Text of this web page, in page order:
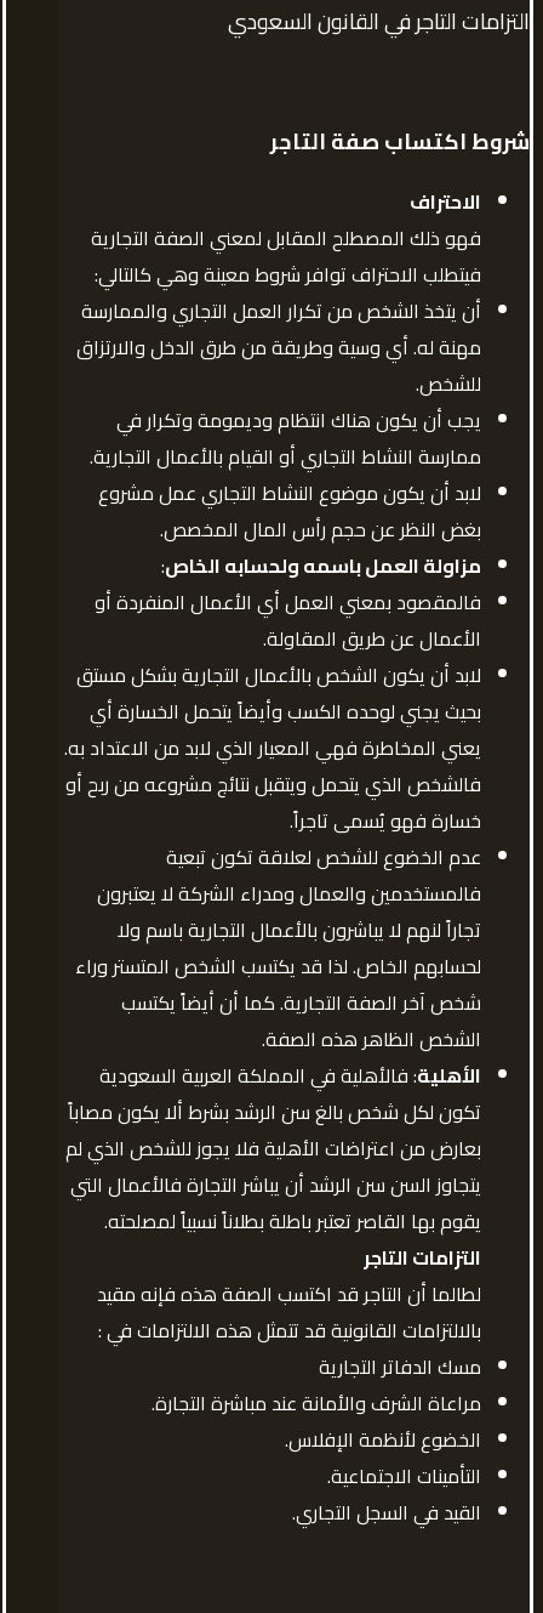
التزامات التاجر في القانون السعودي
شروط اكتساب صفة التاجر
الاحتراف
فهو ذلك المصطلح المقابل لمعني الصفة التجارية
فيتطلب الاحتراف توافر شروط معينة وهي كالتالي:
أن يتخذ الشخص من تكرار العمل التجاري والممارسة
مهنة له. أي وسية وطريقة من طرق الدخل والارتزاق
للشخص.
يجب أن يكون هناك انتظام وديمومة وتكرار في
ممارسة النشاط التجاري أو القيام بالأعمال التجارية.
لابد أن يكون موضوع النشاط التجاري عمل مشروع
بغض النظر عن حجم رأس المال المخصص.
مزاولة العمل باسمه ولحسابه الخاص:
فالمقصود بمعني العمل أي الأعمال المنفردة أو
الأعمال عن طريق المقاولة.
لابد أن يكون الشخص بالأعمال التجارية بشكل مستق
بحيث يجني لوحده الكسب وأيضاً يتحمل الخسارة أي
يعني المخاطرة فهي المعيار الذي لابد من الاعتداد به.
فالشخص الذي يتحمل ويتقبل نتائج مشروعه من ربح أو
خسارة فهو يُسمى تاجراً.
عدم الخضوع للشخص لعلاقة تكون تبعية
فالمستخدمين والعمال ومدراء الشركة لا يعتبرون
تجاراً لنهم لا يباشرون بالأعمال التجارية باسم ولا
لحسابهم الخاص. لذا قد يكتسب الشخص المتستر وراء
شخص آخر الصفة التجارية. كما أن أيضاً يكتسب
الشخص الظاهر هذه الصفة.
الأهلية: فالأهلية في المملكة العربية السعودية
تكون لكل شخص بالغ سن الرشد بشرط ألا يكون مصاباً
بعارض من اعتراضات الأهلية فلا يجوز للشخص الذي لم
يتجاوز السن سن الرشد أن يباشر التجارة فالأعمال التي
يقوم بها القاصر تعتبر باطلة بطلاناً نسبياً لمصلحته.
التزامات التاجر
لطالما أن التاجر قد اكتسب الصفة هذه فإنه مقيد
بالالتزامات القانونية قد تتمثل هذه الالتزامات في :
مسك الدفاتر التجارية
مراعاة الشرف والأمانة عند مباشرة التجارة.
الخضوع لأنظمة الإفلاس.
التأمينات الاجتماعية.
القيد في السجل التجاري.